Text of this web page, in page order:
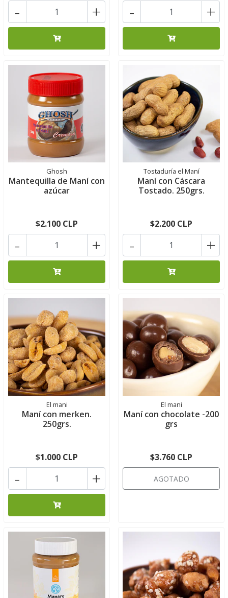
+
- +
-
Ghosh
Mantequilla de Maní con
azúcar
$2.100 CLP
+
-
Tostaduría el Maní
Maní con Cáscara
Tostado. 250grs.
$2.200 CLP
+
-
El mani
Maní con merken.
250grs.
$1.000 CLP
+
-
El mani
Maní con chocolate -200
grs
$3.760 CLP
AGOTADO